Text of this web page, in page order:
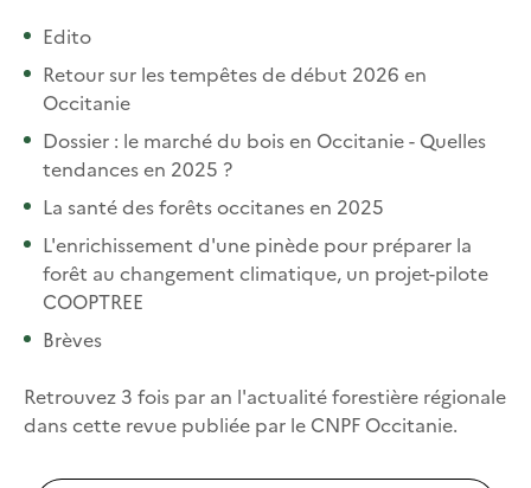
Edito
Retour sur les tempêtes de début 2026 en
Occitanie
Dossier : le marché du bois en Occitanie - Quelles
tendances en 2025 ?
La santé des forêts occitanes en 2025
L'enrichissement d'une pinède pour préparer la
forêt au changement climatique, un projet-pilote
COOPTREE
Brèves
Retrouvez 3 fois par an l'actualité forestière régionale
dans cette revue publiée par le CNPF Occitanie.